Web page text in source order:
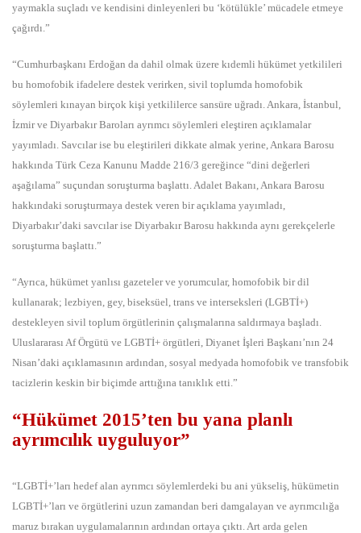
yaymakla suçladı ve kendisini dinleyenleri bu ‘kötülükle’ mücadele etmeye
çağırdı.”
“Cumhurbaşkanı Erdoğan da dahil olmak üzere kıdemli hükümet yetkilileri
bu homofobik ifadelere destek verirken, sivil toplumda homofobik
söylemleri kınayan birçok kişi yetkililerce sansüre uğradı. Ankara, İstanbul,
İzmir ve Diyarbakır Baroları ayrımcı söylemleri eleştiren açıklamalar
yayımladı. Savcılar ise bu eleştirileri dikkate almak yerine, Ankara Barosu
hakkında Türk Ceza Kanunu Madde 216/3 gereğince “dini değerleri
aşağılama” suçundan soruşturma başlattı. Adalet Bakanı, Ankara Barosu
hakkındaki soruşturmaya destek veren bir açıklama yayımladı,
Diyarbakır’daki savcılar ise Diyarbakır Barosu hakkında aynı gerekçelerle
soruşturma başlattı.”
“Ayrıca, hükümet yanlısı gazeteler ve yorumcular, homofobik bir dil
kullanarak; lezbiyen, gey, biseksüel, trans ve interseksleri (LGBTİ+)
destekleyen sivil toplum örgütlerinin çalışmalarına saldırmaya başladı.
Uluslararası Af Örgütü ve LGBTİ+ örgütleri, Diyanet İşleri Başkanı’nın 24
Nisan’daki açıklamasının ardından, sosyal medyada homofobik ve transfobik
tacizlerin keskin bir biçimde arttığına tanıklık etti.”
“Hükümet 2015’ten bu yana planlı
ayrımcılık uyguluyor”
“LGBTİ+’ları hedef alan ayrımcı söylemlerdeki bu ani yükseliş, hükümetin
LGBTİ+’ları ve örgütlerini uzun zamandan beri damgalayan ve ayrımcılığa
maruz bırakan uygulamalarının ardından ortaya çıktı. Art arda gelen